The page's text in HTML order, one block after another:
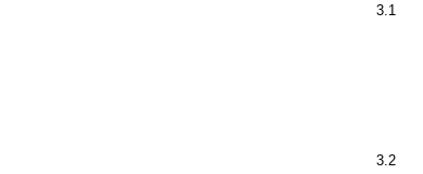
3.1
3.2